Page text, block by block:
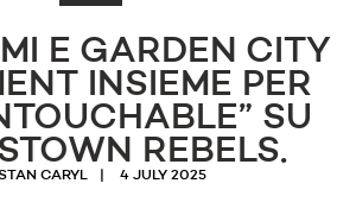
E GARDEN CITY
INSIEME PER
SU
REBELS.
CARYL 4 JULY 2025